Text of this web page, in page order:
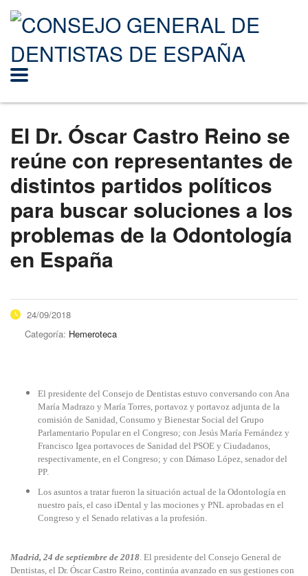
El Dr. Óscar Castro Reino se
reúne con representantes de
distintos partidos políticos
para buscar soluciones a los
problemas de la Odontología
en España
24/09/2018
Categoría: Hemeroteca
El presidente del Consejo de Dentistas estuvo conversando con Ana
María Madrazo y María Torres, portavoz y portavoz adjunta de la
comisión de Sanidad, Consumo y Bienestar Social del Grupo
Parlamentario Popular en el Congreso; con Jesús María Fernández y
Francisco Igea portavoces de Sanidad del PSOE y Ciudadanos,
respectivamente, en el Congreso; y con Dámaso López, senador del
PP.
Los asuntos a tratar fueron la situación actual de la Odontología en
nuestro país, el caso iDental y las mociones y PNL aprobadas en el
Congreso y el Senado relativas a la profesión.
Madrid, 24 de septiembre de 2018. El presidente del Consejo General de
Dentistas, el Dr. Óscar Castro Reino, continúa avanzado en sus gestiones con